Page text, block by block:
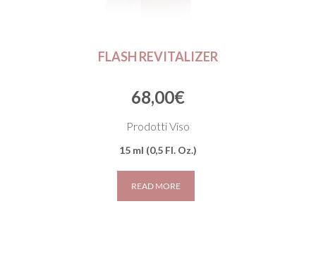
FLASH REVITALIZER
68,00€
Prodotti Viso
15 ml (0,5 Fl. Oz.)
READ MORE